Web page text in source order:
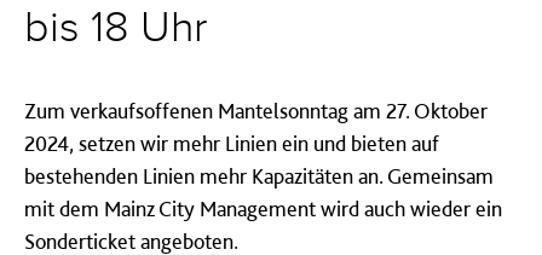
bis 18 Uhr
Zum verkaufsoffenen Mantelsonntag am 27. Oktober
2024, setzen wir mehr Linien ein und bieten auf
bestehenden Linien mehr Kapazitäten an. Gemeinsam
mit dem Mainz City Management wird auch wieder ein
Sonderticket angeboten.